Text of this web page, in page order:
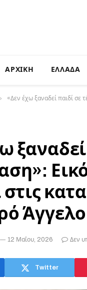
ΑΡΧΙΚΗ ΕΛΛΑΔΑ
«Δεν έχω ξαναδεί παιδί σε
στις
Άγγελο
12 Μαΐου, 2026 Δεν
Twitter